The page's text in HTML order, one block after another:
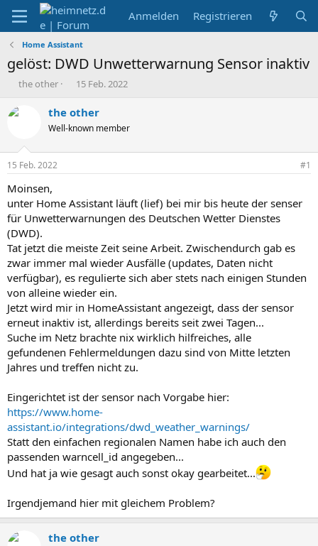
Anmelden Registrieren
Home Assistant
gelöst: DWD Unwetterwarnung Sensor inaktiv
E
s
e
r
the other
E
s
e
t
15 Feb. 2022
the other
Well-known member
15 Feb. 2022 #1
Moinsen,
unter Home Assistant läuft (lief) bei mir bis heute der senser
für Unwetterwarnungen des Deutschen Wetter Dienstes
(DWD).
Tat jetzt die meiste Zeit seine Arbeit. Zwischendurch gab es
zwar immer mal wieder Ausfälle (updates, Daten nicht
verfügbar), es regulierte sich aber stets nach einigen Stunden
von alleine wieder ein.
Jetzt wird mir in HomeAssistant angezeigt, dass der sensor
erneut inaktiv ist, allerdings bereits seit zwei Tagen...
Suche im Netz brachte nix wirklich hilfreiches, alle
gefundenen Fehlermeldungen dazu sind von Mitte letzten
Jahres und treffen nicht zu.
Eingerichtet ist der sensor nach Vorgabe hier:
https://www.home-
assistant.io/integrations/dwd_weather_warnings/
Statt den einfachen regionalen Namen habe ich auch den
passenden warncell_id angegeben...
Und hat ja wie gesagt auch sonst okay gearbeitet...
Irgendjemand hier mit gleichem Problem?
the other